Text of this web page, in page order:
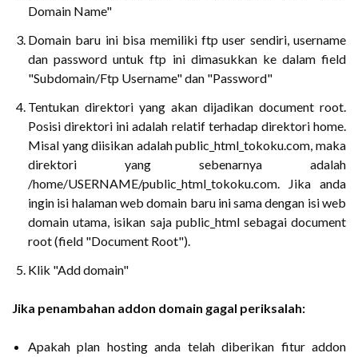
Domain Name"
Domain baru ini bisa memiliki ftp user sendiri, username
dan password untuk ftp ini dimasukkan ke dalam field
"Subdomain/Ftp Username" dan "Password"
Tentukan direktori yang akan dijadikan document root.
Posisi direktori ini adalah relatif terhadap direktori home.
Misal yang diisikan adalah public_html_tokoku.com, maka
direktori yang sebenarnya adalah
/home/USERNAME/public_html_tokoku.com. Jika anda
ingin isi halaman web domain baru ini sama dengan isi web
domain utama, isikan saja public_html sebagai document
root (field "Document Root").
Klik "Add domain"
Jika penambahan addon domain gagal periksalah:
Apakah plan hosting anda telah diberikan fitur addon